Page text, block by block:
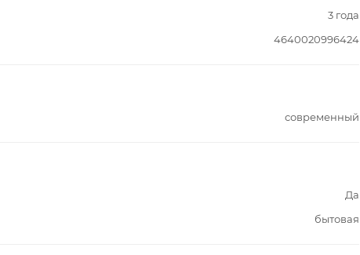
3 года
4640020996424
современный
Да
бытовая